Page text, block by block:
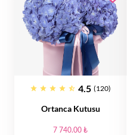
4.5 (120)
Ortanca Kutusu
7 740.00 ₺